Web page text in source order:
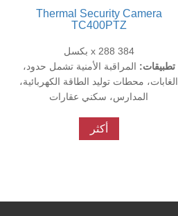
Thermal Security Camera
TC400PTZ
384 x 288 بكسل
تطبيقات: المراقبة الأمنية تشمل حدود،
الغابات، محطات توليد الطاقة الكهربائية،
المدارس، سكني عقارات
أكثر